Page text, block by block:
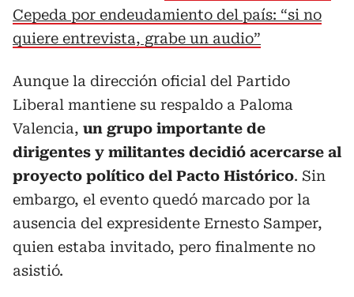
Cepeda por endeudamiento del país: “si no
quiere entrevista, grabe un audio”
Aunque la dirección oficial del Partido
Liberal mantiene su respaldo a Paloma
Valencia, un grupo importante de
dirigentes y militantes decidió acercarse al
proyecto político del Pacto Histórico. Sin
embargo, el evento quedó marcado por la
ausencia del expresidente Ernesto Samper,
quien estaba invitado, pero finalmente no
asistió.